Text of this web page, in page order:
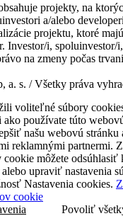
projekty, na
a/alebo
projektu, ktoré
Investor/i, spoluinvestor/
na zmeny počas
a. s. / Všetky práva
voliteľné súbory
ako používate túto
našu webovú
reklamnými partnermi.
cookie môžete odsúhlasiť
upraviť nastavenia
Nastavenia cookies.
cookie
Povoliť